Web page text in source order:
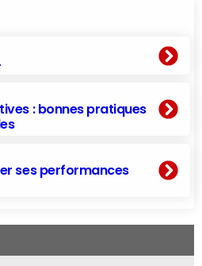
: bonnes pratiques
ses performances